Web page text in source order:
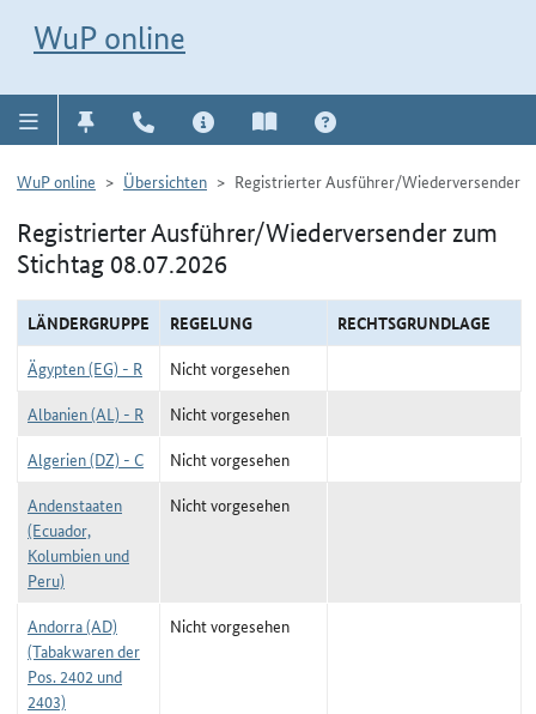
WuP online
WuP online Übersichten Registrierter Ausführer/Wiederversender
Registrierter Ausführer/Wiederversender zum
Stichtag 08.07.2026
LÄNDERGRUPPE REGELUNG
RECHTSGRUNDLAGE
Ägypten (EG) - R
Nicht vorgesehen
Albanien (AL) - R
Nicht vorgesehen
Algerien (DZ) - C
Nicht vorgesehen
Andenstaaten
(Ecuador,
Kolumbien und
Peru)
Nicht vorgesehen
Andorra (AD)
(Tabakwaren der
Pos. 2402 und
2403)
Nicht vorgesehen